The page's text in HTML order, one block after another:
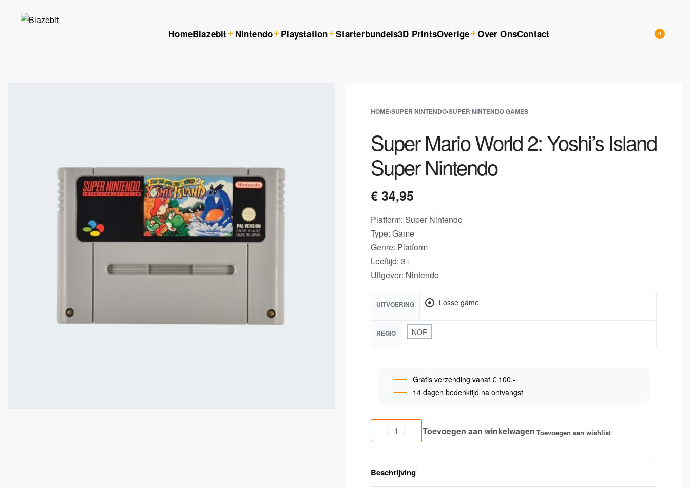
HomeBlazebit Nintendo Playstation Starterbundels3D PrintsOverige Over OnsContact 0
HOME›SUPER NINTENDO›SUPER NINTENDO GAMES
Super Mario World 2: Yoshi’s Island
Super Nintendo
€34,95
Platform: Super Nintendo
Type: Game
Genre: Platform
Leeftijd: 3+
Uitgever: Nintendo
UITVOERING Losse game
REGIO NOE
Gratis verzending vanaf € 100,-
14 dagen bedenktijd na ontvangst
Toevoegen aan winkelwagen Toevoegen aan wishlist
Beschrijving